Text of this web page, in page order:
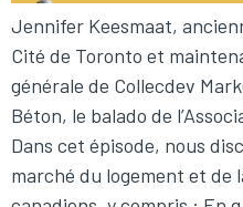
Jennifer Keesmaat,
Cité de Toronto et
générale de Collecdev
Béton, le balado de
Dans cet épisode, nous
marché du logement et de